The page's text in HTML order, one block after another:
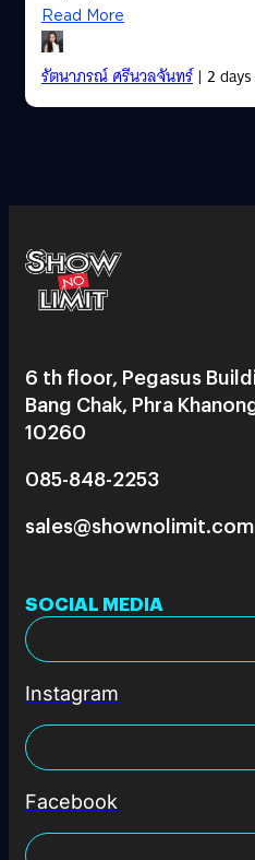
Read More
รัตนาภรณ์ ศรีนวลจันทร์| 2 days
6 th floor, Pegasus
Bang Chak, Phra
10260
085-848-2253
sales@shownolimit.com
SOCIAL MEDIA
Instagram
Facebook